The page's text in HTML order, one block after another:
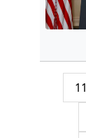
11